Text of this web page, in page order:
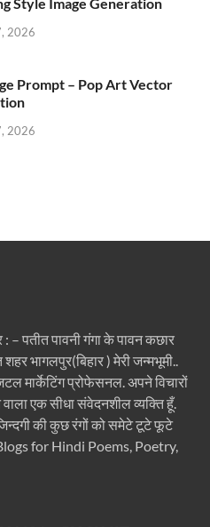
2026
Prompt – Pop Art Vector
2026
– पतीत पावनी गंगा के पावन कछार
भागलपुर(बिहार ) मेरी जन्मभूमी..
मार्केटिंग प्रोफेसनल. अपने विचारों
वाला एक सीधा संवेदनशील व्यक्ति हूँ.
की कुछ रंगों को समेटे टूटे फूटे
for Hindi Poems, Poetry,